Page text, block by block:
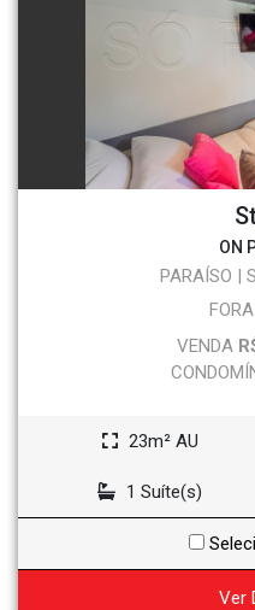
ON
PARAÍSO |
VENDA
23m² AU
1 Suíte(s)
Ver